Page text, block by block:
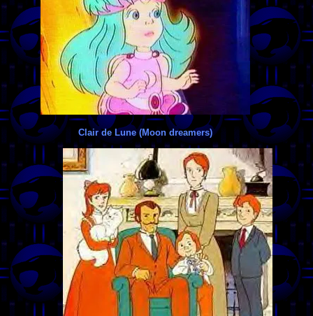
Clair de Lune (Moon dreamers)